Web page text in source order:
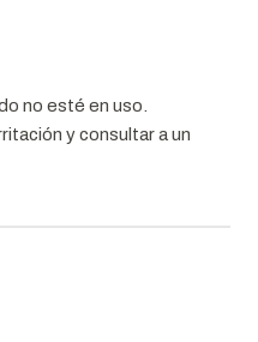
no esté en uso.
y consultar a un